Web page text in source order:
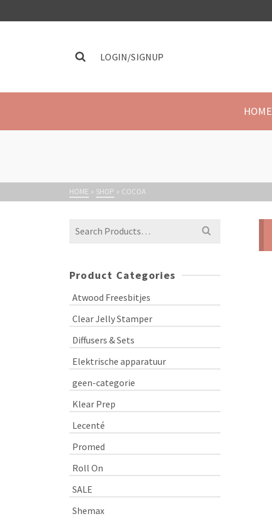
LOGIN/SIGNUP
HOME
HOME » SHOP » COCOA
Product Categories
Atwood Freesbitjes
Clear Jelly Stamper
Diffusers & Sets
Elektrische apparatuur
geen-categorie
Klear Prep
Lecenté
Promed
Roll On
SALE
Shemax